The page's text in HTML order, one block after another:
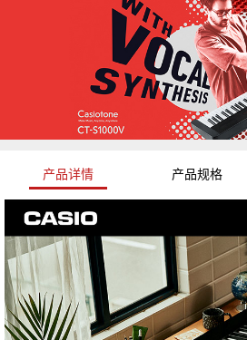
产品详情 产品规格